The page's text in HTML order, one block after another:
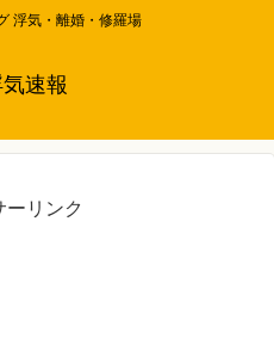
浮気・離婚・修羅場
速報
ーリンク